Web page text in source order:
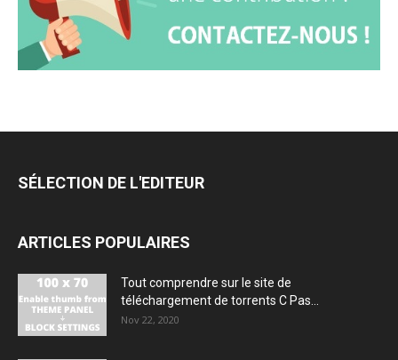
SÉLECTION DE L'EDITEUR
ARTICLES POPULAIRES
Tout comprendre sur le site de
téléchargement de torrents C Pas...
Nov 22, 2020